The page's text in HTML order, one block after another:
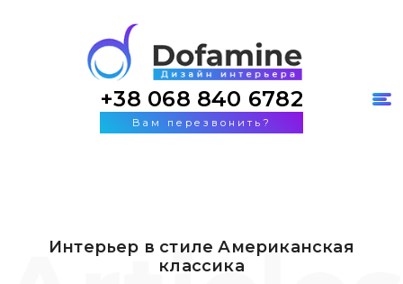
+38 068 840 6782
Вам перезвонить?
Интерьер в стиле Американская
классика